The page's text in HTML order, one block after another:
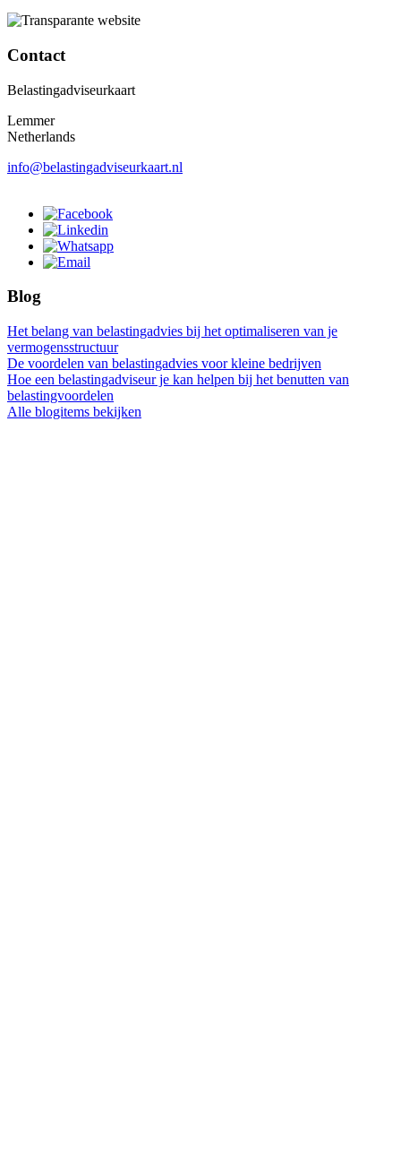
Contact
Belastingadviseurkaart
Lemmer
Netherlands
info@belastingadviseurkaart.nl
Blog
Het belang van belastingadvies bij het optimaliseren van je
vermogensstructuur
De voordelen van belastingadvies voor kleine bedrijven
Hoe een belastingadviseur je kan helpen bij het benutten van
belastingvoordelen
Alle blogitems bekijken